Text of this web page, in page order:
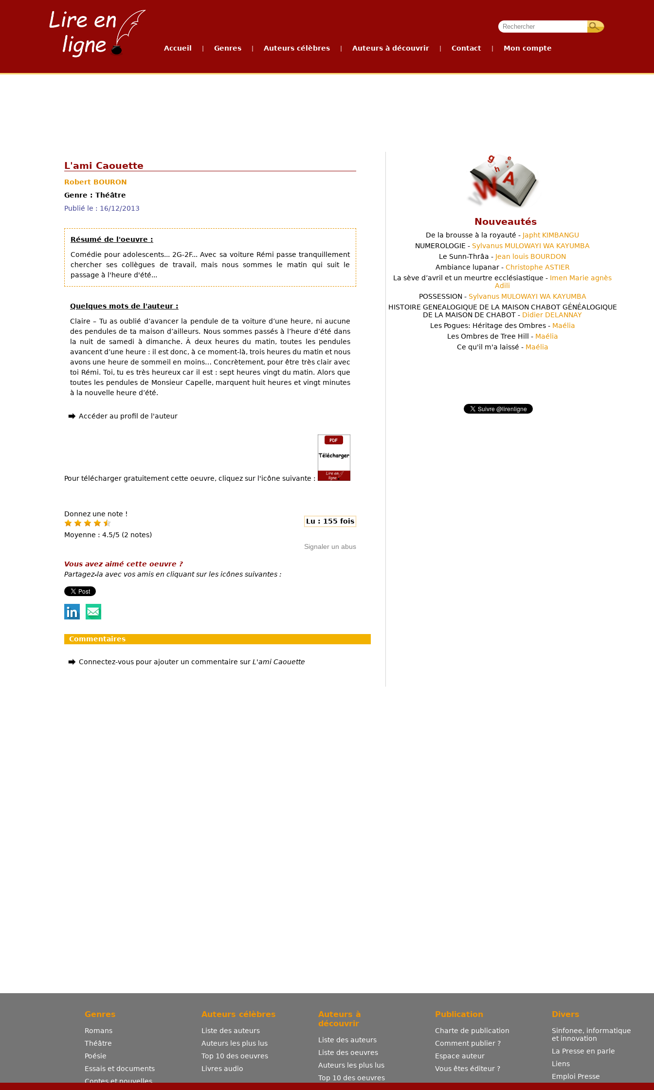
Accueil Genres Auteurs célèbres Auteurs à découvrir Contact Mon compte
L'ami Caouette
Robert BOURON
Genre : Théâtre
Publié le : 16/12/2013
Résumé de l'oeuvre :
Comédie pour adolescents... 2G-2F... Avec sa voiture Rémi passe tranquillement
chercher ses collègues de travail, mais nous sommes le matin qui suit le
passage à l'heure d'été...
Quelques mots de l'auteur :
Claire – Tu as oublié d’avancer la pendule de ta voiture d’une heure, ni aucune
des pendules de ta maison d’ailleurs. Nous sommes passés à l’heure d’été dans
la nuit de samedi à dimanche. À deux heures du matin, toutes les pendules
avancent d’une heure : il est donc, à ce moment-là, trois heures du matin et nous
avons une heure de sommeil en moins… Concrètement, pour être très clair avec
toi Rémi. Toi, tu es très heureux car il est : sept heures vingt du matin. Alors que
toutes les pendules de Monsieur Capelle, marquent huit heures et vingt minutes
à la nouvelle heure d’été.
Accéder au profil de l'auteur
Pour télécharger gratuitement cette oeuvre, cliquez sur l'icône suivante :
Donnez une note !
Moyenne : 4.5/5 (2 notes)
Lu : 155 fois
Signaler un abus
Vous avez aimé cette oeuvre ?
Partagez-la avec vos amis en cliquant sur les icônes suivantes :
Commentaires
Connectez-vous pour ajouter un commentaire sur L'ami Caouette
Nouveautés
De la brousse à la royauté - Japht KIMBANGU
NUMEROLOGIE - Sylvanus MULOWAYI WA KAYUMBA
Le Sunn-Thrâa - Jean louis BOURDON
Ambiance lupanar - Christophe ASTIER
La sève d’avril et un meurtre ecclésiastique - Imen Marie agnès
Adili
POSSESSION - Sylvanus MULOWAYI WA KAYUMBA
HISTOIRE GENEALOGIQUE DE LA MAISON CHABOT GÉNÉALOGIQUE
DE LA MAISON DE CHABOT - Didier DELANNAY
Les Pogues: Héritage des Ombres - Maélia
Les Ombres de Tree Hill - Maélia
Ce qu'il m'a laissé - Maélia
Genres
Romans
Théâtre
Poésie
Essais et documents
Contes et nouvelles
Auteurs célèbres
Liste des auteurs
Auteurs les plus lus
Top 10 des oeuvres
Livres audio
Auteurs à
découvrir
Liste des auteurs
Liste des oeuvres
Auteurs les plus lus
Top 10 des oeuvres
Publication
Charte de publication
Comment publier ?
Espace auteur
Vous êtes éditeur ?
Divers
Sinfonee, informatique
et innovation
La Presse en parle
Liens
Emploi Presse